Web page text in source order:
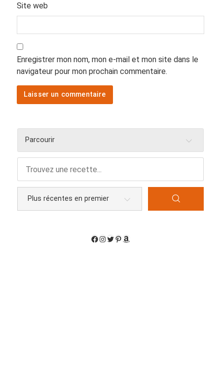
Site web
Enregistrer mon nom, mon e-mail et mon site dans le
navigateur pour mon prochain commentaire.
Parcourir